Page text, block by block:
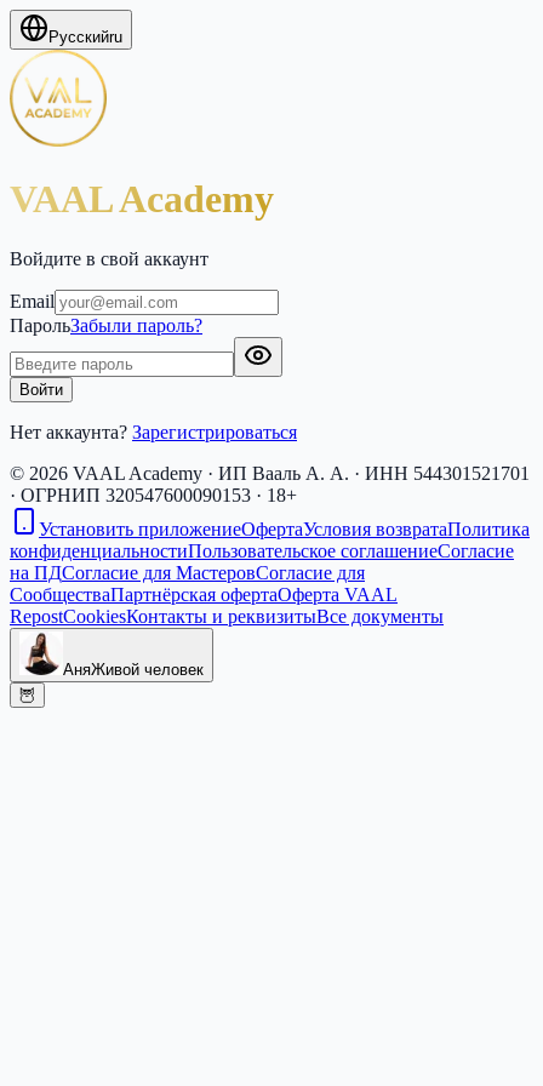
Русскийru
VAAL Academy
Войдите в свой аккаунт
Email
ПарольЗабыли пароль?
Войти
Нет аккаунта? Зарегистрироваться
© 2026 VAAL Academy · ИП Вааль А. А. · ИНН 544301521701
· ОГРНИП 320547600090153 · 18+
Установить приложениеОфертаУсловия возвратаПолитика
конфиденциальностиПользовательское соглашениеСогласие
на ПДСогласие для МастеровСогласие для
СообществаПартнёрская офертаОферта VAAL
RepostCookiesКонтакты и реквизитыВсе документы
АняЖивой человек
🦉